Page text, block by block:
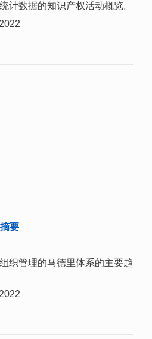
计数据的知识产权活动概览。
要
织管理的马德里体系的主要趋